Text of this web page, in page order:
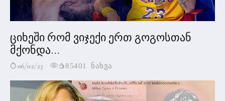
ციხეში რომ ვიჯექი ერთ გოგოსთან
მქონდა...
06/02/23 85401 ნახვა